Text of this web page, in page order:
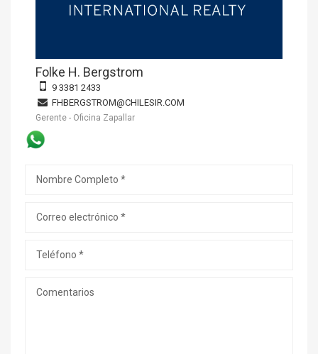
Folke H. Bergstrom
9 3381 2433
FHBERGSTROM@CHILESIR.COM
Gerente - Oficina Zapallar